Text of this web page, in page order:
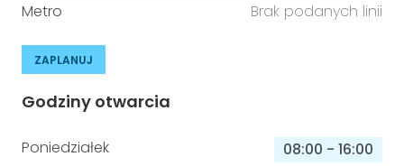
Metro
Brak podanych linii
ZAPLANUJ
Godziny otwarcia
Poniedziałek 08:00 - 16:00